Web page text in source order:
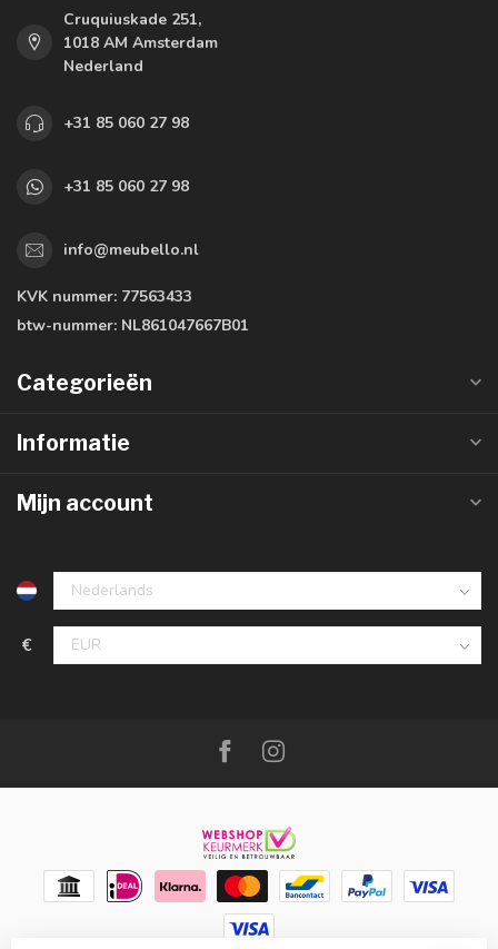
Cruquiuskade 251,
1018 AM Amsterdam
Nederland
+31 85 060 27 98
+31 85 060 27 98
info@meubello.nl
KVK nummer: 77563433
btw-nummer: NL861047667B01
Categorieën
Informatie
Mijn account
€